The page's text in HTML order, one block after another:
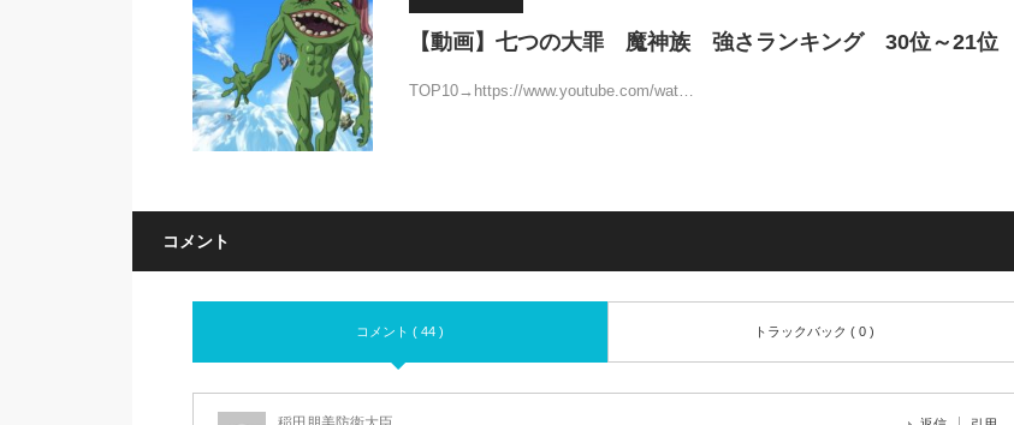
【動画】七つの大罪 魔神族 強さランキング 30位～21位
TOP10→https://www.youtube.com/wat…
コメント
コメント ( 44 ) トラックバック ( 0 )